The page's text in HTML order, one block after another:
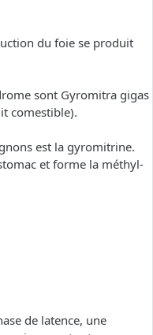
du foie se produit
sont Gyromitra gigas
comestible).
est la gyromitrine.
et forme la méthyl-
de latence, une